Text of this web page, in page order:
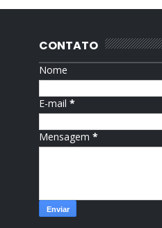
CONTATO
Nome
E-mail*
Mensagem*